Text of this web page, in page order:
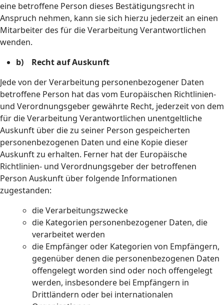
eine betroffene Person dieses Bestätigungsrecht in
Anspruch nehmen, kann sie sich hierzu jederzeit an einen
Mitarbeiter des für die Verarbeitung Verantwortlichen
wenden.
b) Recht auf Auskunft
Jede von der Verarbeitung personenbezogener Daten
betroffene Person hat das vom Europäischen Richtlinien-
und Verordnungsgeber gewährte Recht, jederzeit von dem
für die Verarbeitung Verantwortlichen unentgeltliche
Auskunft über die zu seiner Person gespeicherten
personenbezogenen Daten und eine Kopie dieser
Auskunft zu erhalten. Ferner hat der Europäische
Richtlinien- und Verordnungsgeber der betroffenen
Person Auskunft über folgende Informationen
zugestanden:
die Verarbeitungszwecke
die Kategorien personenbezogener Daten, die
verarbeitet werden
die Empfänger oder Kategorien von Empfängern,
gegenüber denen die personenbezogenen Daten
offengelegt worden sind oder noch offengelegt
werden, insbesondere bei Empfängern in
Drittländern oder bei internationalen